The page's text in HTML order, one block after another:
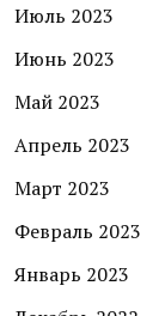
Июль 2023
Июнь 2023
Май 2023
Апрель 2023
Март 2023
Февраль 2023
Январь 2023